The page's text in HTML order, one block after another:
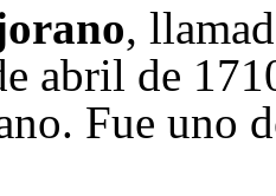
,
abril de
Fue uno